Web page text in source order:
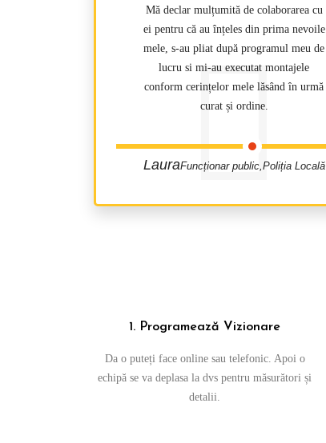
Mă declar mulțumită de colaborarea cu
ei pentru că au înțeles din prima nevoile
mele, s-au pliat după programul meu de
lucru si mi-au executat montajele
conform cerințelor mele lăsând în urmă
curat și ordine.
LauraFuncționar public,Poliția Locală
1. Programează Vizionare
Da o puteți face online sau telefonic. Apoi o
echipă se va deplasa la dvs pentru măsurători și
detalii.